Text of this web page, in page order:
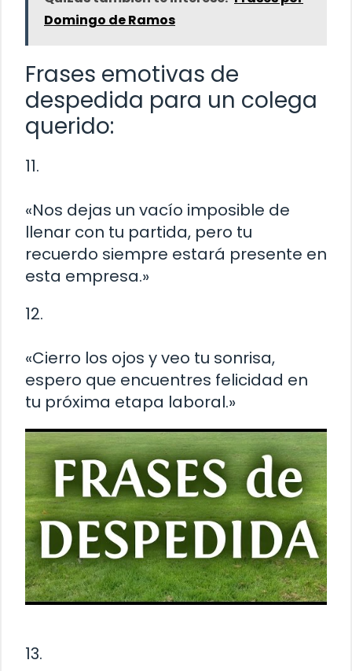
Domingo de Ramos
Frases emotivas de
despedida para un colega
querido:
11.
«Nos dejas un vacío imposible de
llenar con tu partida, pero tu
recuerdo siempre estará presente en
esta empresa.»
12.
«Cierro los ojos y veo tu sonrisa,
espero que encuentres felicidad en
tu próxima etapa laboral.»
13.